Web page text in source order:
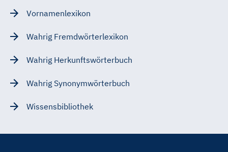
Vornamenlexikon
Wahrig Fremdwörterlexikon
Wahrig Herkunftswörterbuch
Wahrig Synonymwörterbuch
Wissensbibliothek